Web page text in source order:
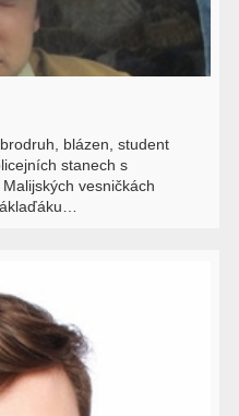
blázen, student
stanech s
vesničkách